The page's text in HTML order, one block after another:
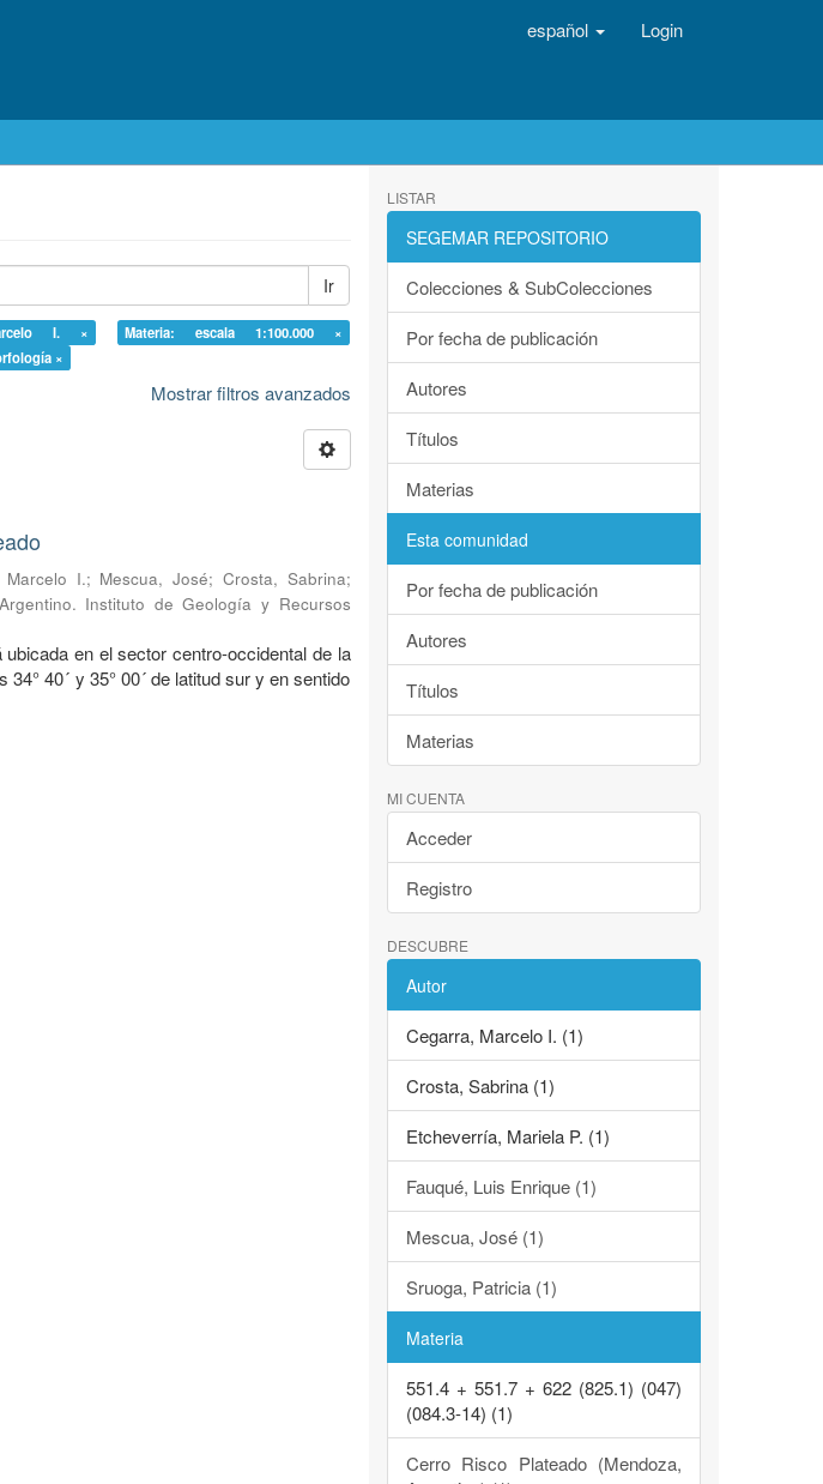
español Login
Ir
I. ×
Materia: escala 1:100.000 ×
×
Mostrar filtros avanzados
Marcelo I.; Mescua, José; Crosta, Sabrina;
Instituto de Geología y Recursos
en el sector centro-occidental de la
40´ y 35° 00´ de latitud sur y en sentido
LISTAR
SEGEMAR REPOSITORIO
Colecciones & SubColecciones
Por fecha de publicación
Autores
Títulos
Materias
Esta comunidad
Por fecha de publicación
Autores
Títulos
Materias
MI CUENTA
Acceder
Registro
DESCUBRE
Autor
Cegarra, Marcelo I. (1)
Crosta, Sabrina (1)
Etcheverría, Mariela P. (1)
Fauqué, Luis Enrique (1)
Mescua, José (1)
Sruoga, Patricia (1)
Materia
551.4 + 551.7 + 622 (825.1) (047)
(084.3-14) (1)
Cerro Risco Plateado (Mendoza,